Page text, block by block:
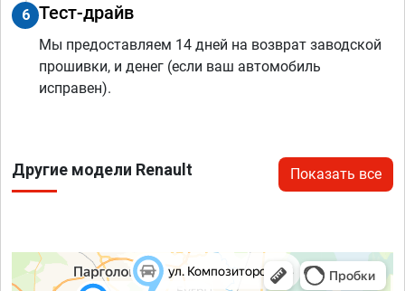
6 Тест-драйв
Мы предоставляем 14 дней на возврат заводской
прошивки, и денег (если ваш автомобиль
исправен).
Другие модели Renault Показать все